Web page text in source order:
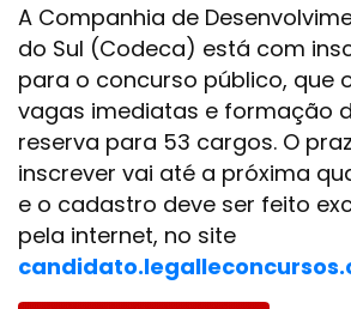
A Companhia de
do Sul (Codeca) está com
para o concurso público, que
vagas imediatas e formação
reserva para 53 cargos. O
inscrever vai até a próxima
e o cadastro deve ser feito
pela internet, no site